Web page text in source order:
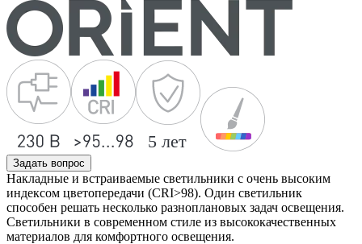
Задать вопрос
Накладные и встраиваемые светильники с очень высоким
индексом цветопередачи (CRI>98). Один светильник
способен решать несколько разноплановых задач освещения.
Светильники в современном стиле из высококачественных
материалов для комфортного освещения.